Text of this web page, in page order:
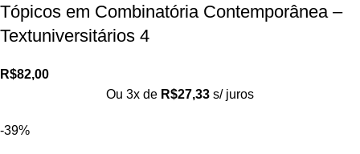
Tópicos em Combinatória Contemporânea –
Textuniversitários 4
R$82,00
Ou 3x de R$27,33 s/ juros
-39%